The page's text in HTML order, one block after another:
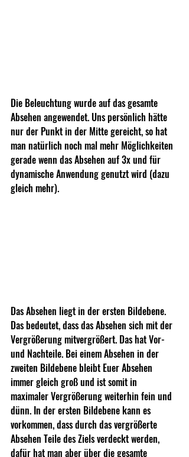
Die Beleuchtung wurde auf das gesamte
Absehen angewendet. Uns persönlich hätte
nur der Punkt in der Mitte gereicht, so hat
man natürlich noch mal mehr Möglichkeiten
gerade wenn das Absehen auf 3x und für
dynamische Anwendung genutzt wird (dazu
gleich mehr).
Das Absehen liegt in der ersten Bildebene.
Das bedeutet, dass das Absehen sich mit der
Vergrößerung mitvergrößert. Das hat Vor-
und Nachteile. Bei einem Absehen in der
zweiten Bildebene bleibt Euer Absehen
immer gleich groß und ist somit in
maximaler Vergrößerung weiterhin fein und
dünn. In der ersten Bildebene kann es
vorkommen, dass durch das vergrößerte
Absehen Teile des Ziels verdeckt werden,
dafür hat man aber über die gesamte